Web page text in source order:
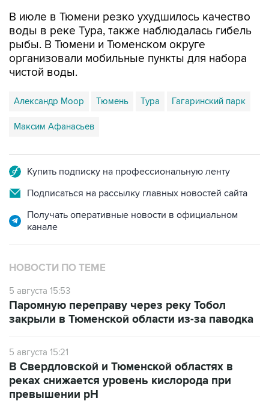
В июле в Тюмени резко ухудшилось качество
воды в реке Тура, также наблюдалась гибель
рыбы. В Тюмени и Тюменском округе
организовали мобильные пункты для набора
чистой воды.
Александр Моор Тюмень Тура Гагаринский парк
Максим Афанасьев
Купить подписку на профессиональную ленту
Подписаться на рассылку главных новостей сайта
Получать оперативные новости в официальном
канале
НОВОСТИ ПО ТЕМЕ
5 августа 15:53
Паромную переправу через реку Тобол
закрыли в Тюменской области из-за паводка
5 августа 15:21
В Свердловской и Тюменской областях в
реках снижается уровень кислорода при
превышении рН